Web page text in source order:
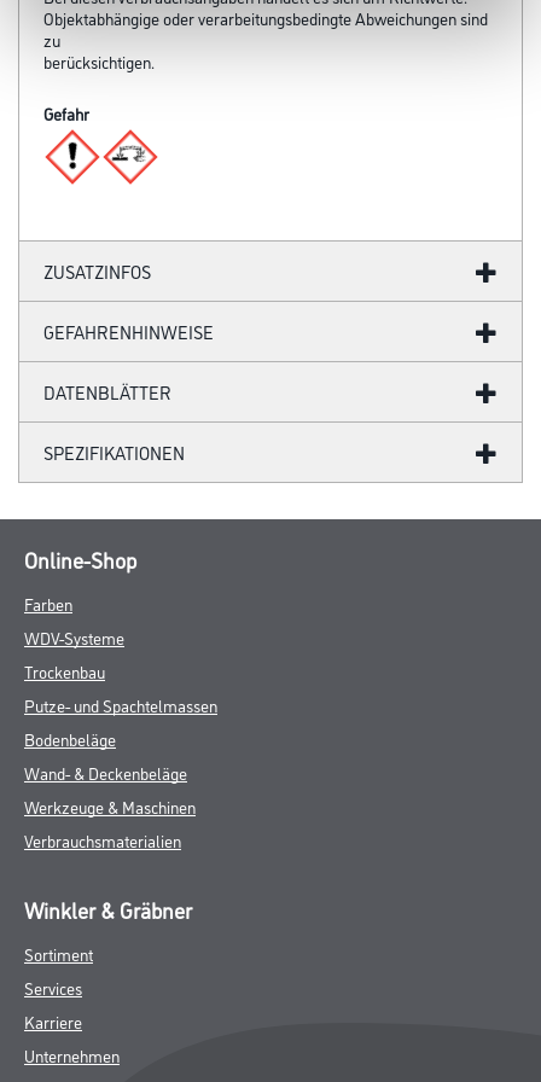
Objektabhängige oder verarbeitungsbedingte Abweichungen sind
zu
berücksichtigen.
Gefahr
ZUSATZINFOS
GEFAHRENHINWEISE
DATENBLÄTTER
SPEZIFIKATIONEN
Online-Shop
Farben
WDV-Systeme
Trockenbau
Putze- und Spachtelmassen
Bodenbeläge
Wand- & Deckenbeläge
Werkzeuge & Maschinen
Verbrauchsmaterialien
Winkler & Gräbner
Sortiment
Services
Karriere
Unternehmen